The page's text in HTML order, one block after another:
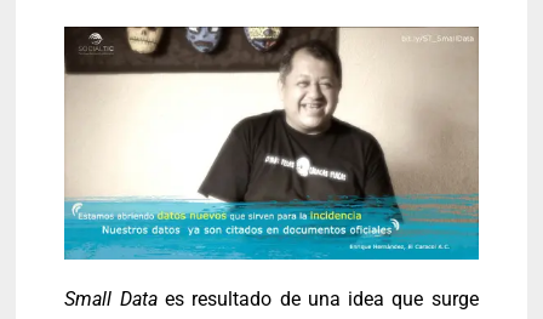
Small Data es resultado de una idea que surge